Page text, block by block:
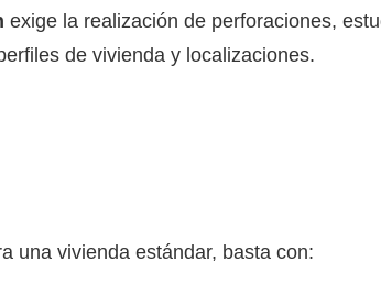
exige la realización de perforaciones,
de vivienda y localizaciones.
una vivienda estándar, basta con: